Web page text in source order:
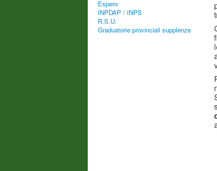
Espero
INPDAP / INPS
R.S.U.
Graduatorie provinciali supplenze